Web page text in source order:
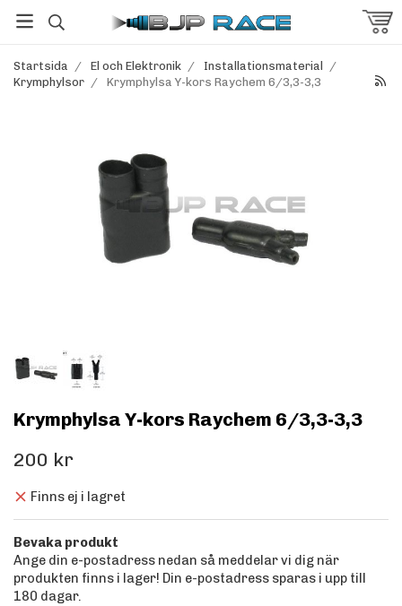
Startsida / El och Elektronik / Installationsmaterial
/
Krymphylsor / Krymphylsa Y-kors Raychem 6/3,3-3,3
Krymphylsa Y-kors Raychem 6/3,3-3,3
200 kr
Finns ej i lagret
Bevaka produkt
Ange din e-postadress nedan så meddelar vi dig när
produkten finns i lager! Din e-postadress sparas i upp till
180 dagar.